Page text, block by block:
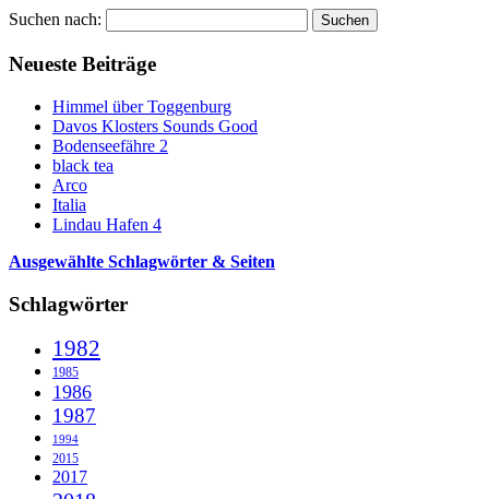
Suchen nach:
Neueste Beiträge
Himmel über Toggenburg
Davos Klosters Sounds Good
Bodenseefähre 2
black tea
Arco
Italia
Lindau Hafen 4
Ausgewählte Schlagwörter & Seiten
Schlagwörter
1982
1985
1986
1987
1994
2015
2017